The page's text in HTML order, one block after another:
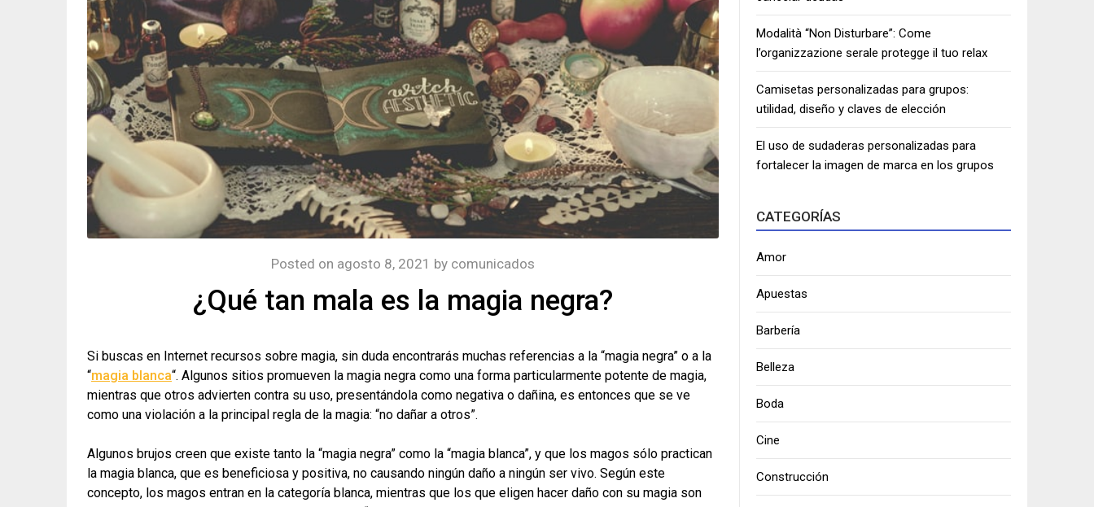
¿Qué tan mala es la magia negra?
Posted on agosto 8, 2021 by comunicados
Si buscas en Internet recursos sobre magia, sin duda encontrarás muchas referencias a la “magia negra” o a la
“magia blanca“. Algunos sitios promueven la magia negra como una forma particularmente potente de magia,
mientras que otros advierten contra su uso, presentándola como negativa o dañina, es entonces que se ve
como una violación a la principal regla de la magia: “no dañar a otros”.
Algunos brujos creen que existe tanto la “magia negra” como la “magia blanca”, y que los magos sólo practican
la magia blanca, que es beneficiosa y positiva, no causando ningún daño a ningún ser vivo. Según este
concepto, los magos entran en la categoría blanca, mientras que los que eligen hacer daño con su magia son
Modalità “Non Disturbare”: Come
l’organizzazione serale protegge il tuo relax
Camisetas personalizadas para grupos:
utilidad, diseño y claves de elección
El uso de sudaderas personalizadas para
fortalecer la imagen de marca en los grupos
CATEGORÍAS
Amor
Apuestas
Barbería
Belleza
Boda
Cine
Construcción